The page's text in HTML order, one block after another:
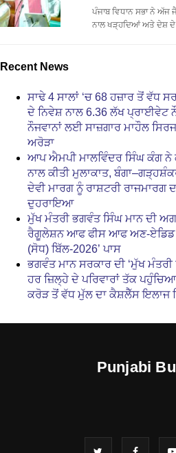
ਪੰਜਾਬ ਵਿਧਾਨ ਸਭਾ ਨੇ ਅੱਜ
ਨਾਲ ਖੜ੍ਹਦਿਆਂ ਅਤੇ ਦੇਸ਼
Recent News
ਸਾਢੇ 4 ਸਾਲਾਂ ‘ਚ 68 ਹਜ਼ਾਰ ਤੋਂ ਵੱਧ
ਦੇ ਨਿਵੇਸ਼ ਨਾਲ 6.36 ਲੱਖ ਪ੍ਰਾਈਵੇਟ
ਨੌਜਵਾਨਾਂ ਲਈ ਸਾਜ਼ਗਾਰ ਮਾਹੌਲ
ਅਰੋੜਾ
ਆਪ ਐਮਪੀ ਮਾਲਵਿੰਦਰ ਸਿੰਘ ਕੰਗ ਨੇ
ਨਾਲ ਕੀਤੀ ਮੁਲਾਕਾਤ,
ਦੇਵੀ ਮਾਰਗ ਨੂੰ ਰਾਸ਼ਟਰੀ ਰਾਜਮਾਰਗ
ਦੁਹਰਾਇਆ
ਮੁੱਖ ਮੰਤਰੀ ਭਗਵੰਤ ਸਿੰਘ ਮਾਨ ਦੀ
ਰੈਗੂਲੇਸ਼ਨ ਆਫ ਫੀਸ ਆਫ ਅਣ-
(ਸੋਧ) ਬਿੱਲ-2026’ ਪਾਸ
ਭਗਵੰਤ ਮਾਨ ਸਰਕਾਰ ਦੀ ‘ਮੁੱਖ ਮੰਤਰੀ
ਹਰ ਜ਼ਿਲ੍ਹੇ ਦੇ ਪਰਿਵਾਰਾਂ ਤੱਕ
ਕਰੋੜ ਤੋਂ ਵੱਧ ਮੁੱਲ ਦਾ ਕੈਸ਼ਲੈੱਸ ਇਲਾਜ
Punjabi